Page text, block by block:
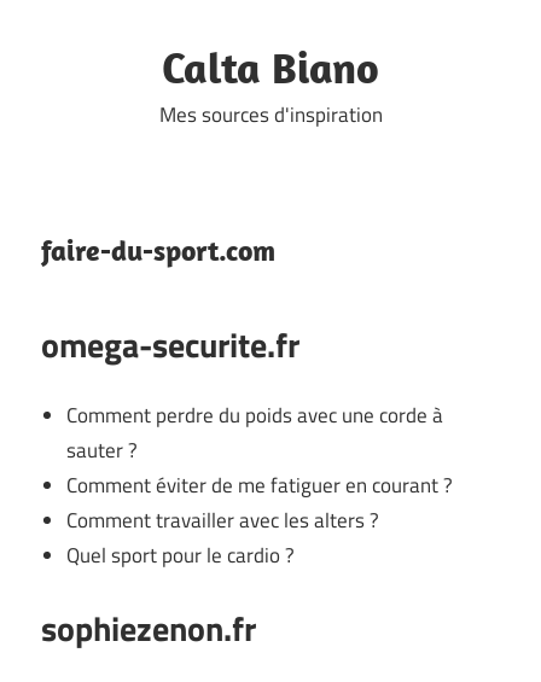
Calta Biano
Mes sources d'inspiration
faire-du-sport.com
omega-securite.fr
Comment perdre du poids avec une corde à
sauter ?
Comment éviter de me fatiguer en courant ?
Comment travailler avec les alters ?
Quel sport pour le cardio ?
sophiezenon.fr